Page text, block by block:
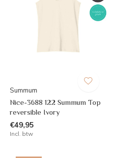
Summum
Nice-3688 122 Summum Top
reversible Ivory
€49,95
Incl. btw